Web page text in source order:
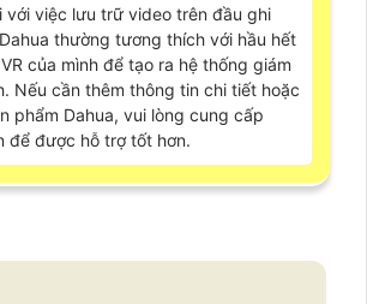
với việc lưu trữ video trên đầu ghi
thường tương thích với hầu hết
của mình để tạo ra hệ thống giám
Nếu cần thêm thông tin chi tiết hoặc
phẩm Dahua, vui lòng cung cấp
để được hỗ trợ tốt hơn.